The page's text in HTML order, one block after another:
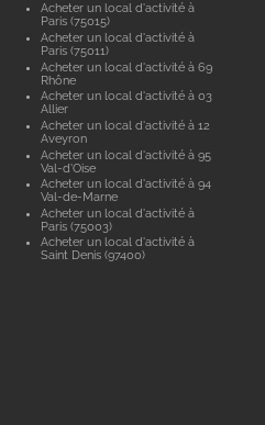
Acheter un local d'activité à
Paris (75015)
Acheter un local d'activité à
Paris (75011)
Acheter un local d'activité à 69
Rhône
Acheter un local d'activité à 03
Allier
Acheter un local d'activité à 12
Aveyron
Acheter un local d'activité à 95
Val-d'Oise
Acheter un local d'activité à 94
Val-de-Marne
Acheter un local d'activité à
Paris (75003)
Acheter un local d'activité à
Saint Denis (97400)